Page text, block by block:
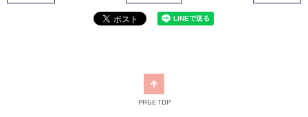
PAGE TOP